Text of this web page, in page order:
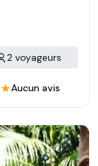
2 voyageurs
Aucun avis